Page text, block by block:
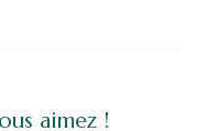
aimez !